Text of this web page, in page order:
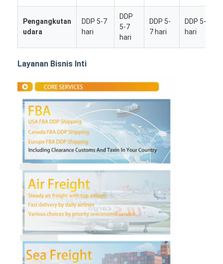
Rumah
Produk
Tentang kita
Wisata pabrik
Kontrol kualitas
Hubungi kami
bicara sekarang
Pengiriman Barang Internasional
Pengangkutan
udara
DDP 5-7
hari
DDP
5-7
hari
DDP 5-
7 hari
DDP 5-7
hari
Layanan Bisnis Inti